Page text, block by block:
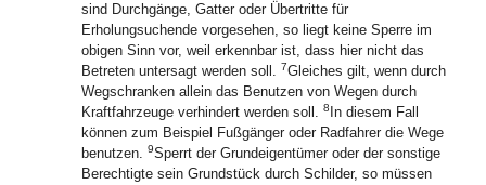
sind Durchgänge, Gatter oder Übertritte für
Erholungsuchende vorgesehen, so liegt keine Sperre im
obigen Sinn vor, weil erkennbar ist, dass hier nicht das
Betreten untersagt werden soll. 7Gleiches gilt, wenn durch
Wegschranken allein das Benutzen von Wegen durch
Kraftfahrzeuge verhindert werden soll. 8 In diesem Fall
können zum Beispiel Fußgänger oder Radfahrer die Wege
benutzen. 9Sperrt der Grundeigentümer oder der sonstige
Berechtigte sein Grundstück durch Schilder, so müssen